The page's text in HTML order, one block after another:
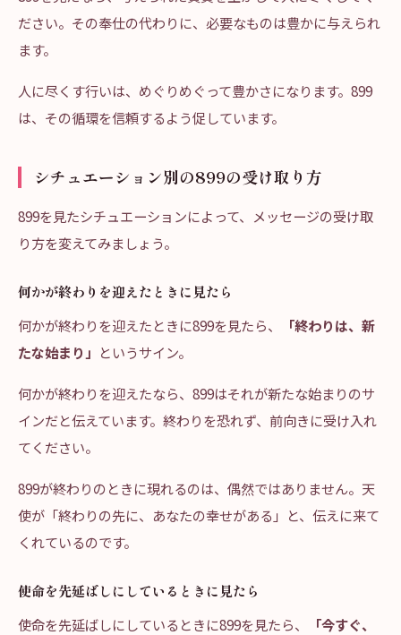
ださい。その奉仕の代わりに、必要なものは豊かに与えられ
ます。
人に尽くす行いは、めぐりめぐって豊かさになります。899
は、その循環を信頼するよう促しています。
シチュエーション別の899の受け取り方
899を見たシチュエーションによって、メッセージの受け取
り方を変えてみましょう。
何かが終わりを迎えたときに見たら
何かが終わりを迎えたときに899を見たら、
「終わりは、新
たな始まり」 というサイン。
何かが終わりを迎えたなら、899はそれが新たな始まりのサ
インだと伝えています。終わりを恐れず、前向きに受け入れ
てください。
899が終わりのときに現れるのは、偶然ではありません。天
使が「終わりの先に、あなたの幸せがある」と、伝えに来て
くれているのです。
使命を先延ばしにしているときに見たら
使命を先延ばしにしているときに899を見たら、
「今すぐ、